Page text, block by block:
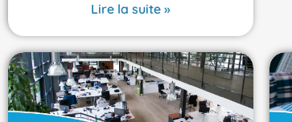
Lire la suite »